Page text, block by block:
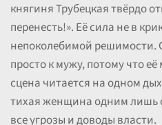
княгиня Трубецкая твёрдо
перенесть!». Её сила не в
непоколебимой решимости.
просто к мужу, потому что
сцена читается на одном
тихая женщина одним лишь
все угрозы и доводы власти.